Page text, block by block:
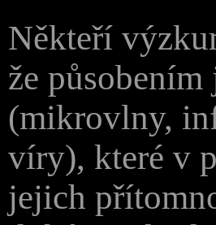
Někteří
že
(mikrovlny,
víry), které v
jejich